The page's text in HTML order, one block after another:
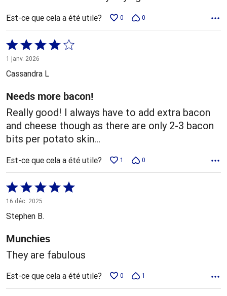
Est-ce que cela a été utile? 0 0
Coté
4 sur
5
1 janv. 2026
Cassandra L
Needs more bacon!
Really good! I always have to add extra bacon
and cheese though as there are only 2-3 bacon
bits per potato skin…
Est-ce que cela a été utile? 1 0
Coté
5 sur
5
16 déc. 2025
Stephen B.
Munchies
They are fabulous
Est-ce que cela a été utile? 0 1